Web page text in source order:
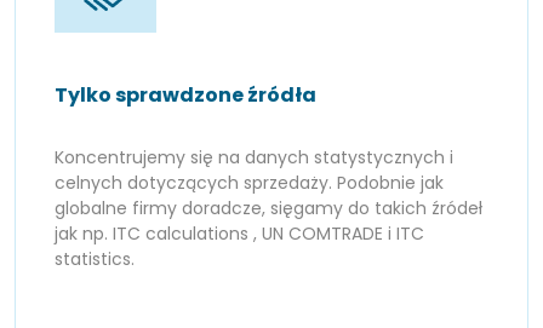
Tylko sprawdzone źródła
Koncentrujemy się na danych statystycznych i
celnych dotyczących sprzedaży. Podobnie jak
globalne firmy doradcze, sięgamy do takich źródeł
jak np. ITC calculations , UN COMTRADE i ITC
statistics.